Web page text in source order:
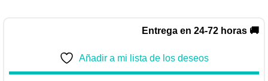
Entrega en 24-72 horas 🚚
Añadir a mi lista de los deseos